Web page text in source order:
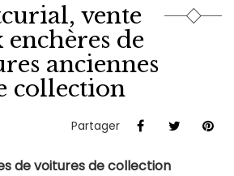
vente
enchères de
anciennes
collection
Partager
de voitures de collection